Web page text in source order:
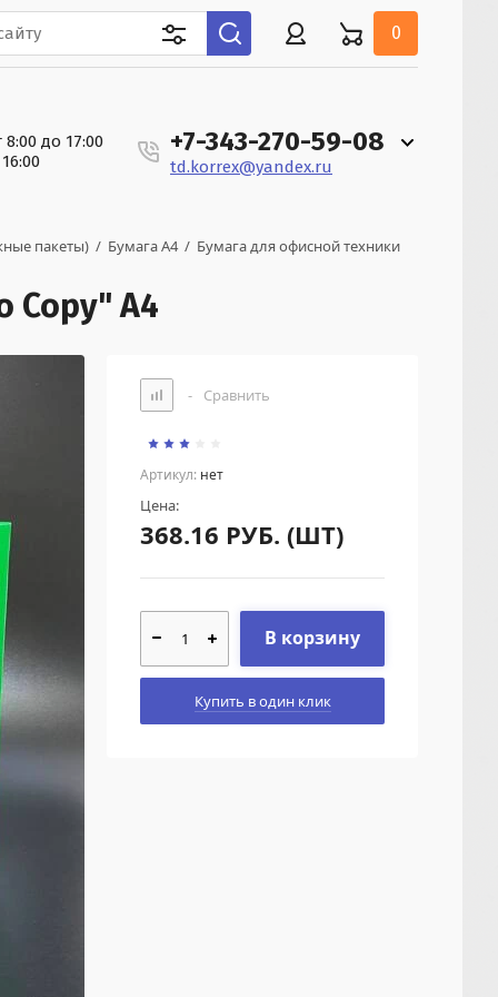
0
до 17:00
+7-343-270-59-08
td.korrex@yandex.ru
пакеты)
  /
Бумага А4
  /
Бумага для офисной техники
Copy" А4
- Сравнить
Артикул: нет
Цена:
368.16 РУБ. (ШТ)
В корзину
Купить в один клик